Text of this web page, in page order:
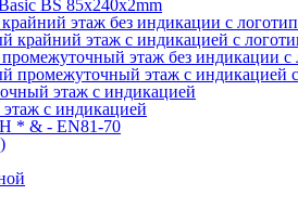
BS 85х240х2mm
этаж без индикации с
крайний этаж с индикацией с
этаж без индикации с
промежуточный этаж с индикацией
этаж с индикацией
с индикацией
* & - EN81-70